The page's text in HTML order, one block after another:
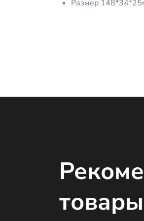
Размер
товары